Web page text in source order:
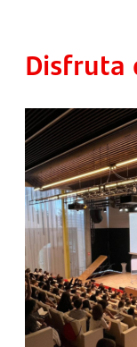
Disfruta